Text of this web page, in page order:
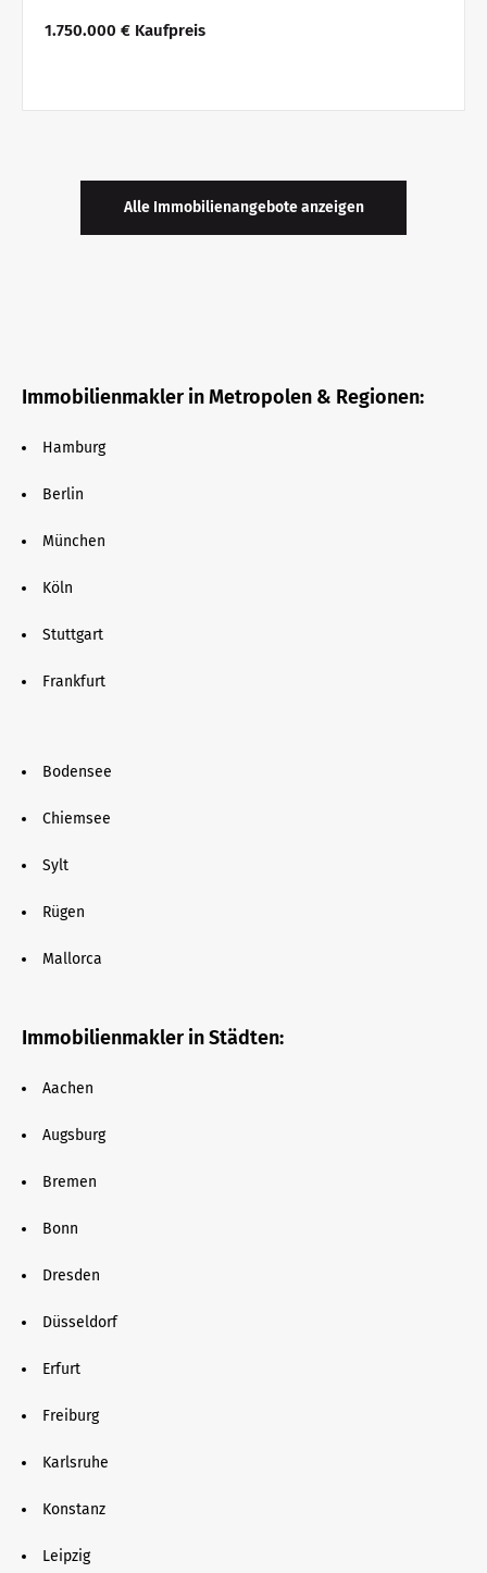
1.750.000 € Kaufpreis
Alle Immobilienangebote anzeigen
Immobilienmakler in Metropolen & Regionen:
Hamburg
Berlin
München
Köln
Stuttgart
Frankfurt
Bodensee
Chiemsee
Sylt
Rügen
Mallorca
Immobilienmakler in Städten:
Aachen
Augsburg
Bremen
Bonn
Dresden
Düsseldorf
Erfurt
Freiburg
Karlsruhe
Konstanz
Leipzig